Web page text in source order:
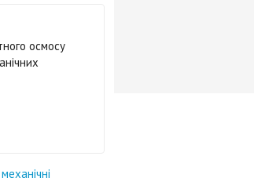
осмосу
механічні